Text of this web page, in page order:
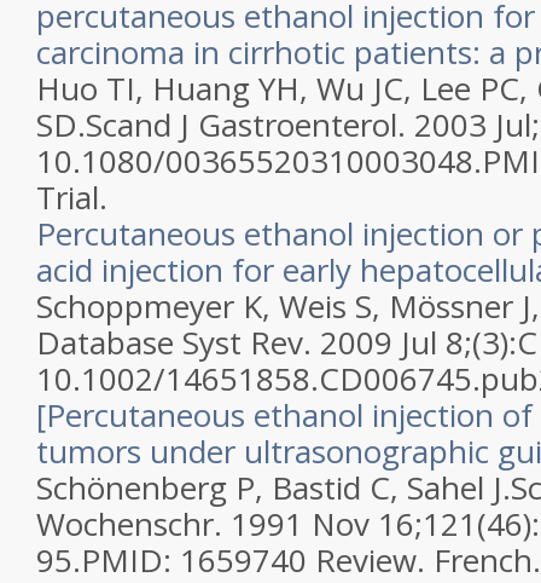
percutaneous ethanol injection
carcinoma in cirrhotic patients: a
Huo TI, Huang YH, Wu JC, Lee PC,
SD.Scand J Gastroenterol. 2003
10.1080/00365520310003048.
Trial.
Percutaneous ethanol injection or
acid injection for early
Schoppmeyer K, Weis S, Mössner
Database Syst Rev. 2009 Jul
10.1002/
[Percutaneous ethanol injection
tumors under ultrasonographic
Schönenberg P, Bastid C, Sahel J.
Wochenschr. 1991 Nov
95.PMID: 1659740 Review. French.